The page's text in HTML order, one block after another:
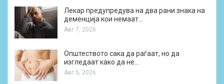
Лекар предупредува на два рани знака на
деменција кои немаат…
Авг 7, 2026
Општеството сака да раѓаат, но да
изгледаат како да не…
Авг 5, 2026